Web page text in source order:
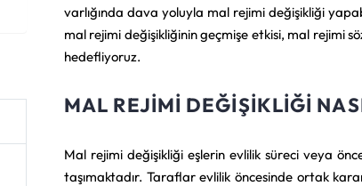
varlığında dava yoluyla mal rejimi değişikliği
mal rejimi değişikliğinin geçmişe etkisi, mal rejimi
hedefliyoruz.
MAL REJIMI DEĞIŞIKLIĞI
Mal rejimi değişikliği eşlerin evlilik süreci veya
taşımaktadır. Taraflar evlilik öncesinde ortak